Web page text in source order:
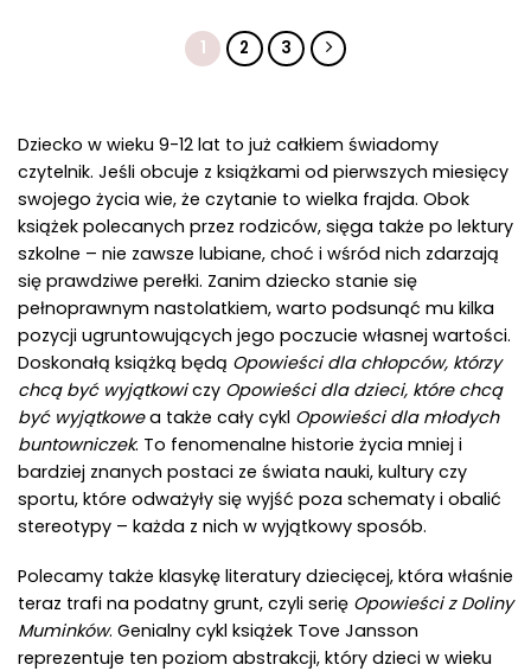
Dziecko w wieku 9-12 lat to już całkiem świadomy
czytelnik. Jeśli obcuje z książkami od pierwszych miesięcy
swojego życia wie, że czytanie to wielka frajda. Obok
książek polecanych przez rodziców, sięga także po lektury
szkolne – nie zawsze lubiane, choć i wśród nich zdarzają
się prawdziwe perełki. Zanim dziecko stanie się
pełnoprawnym nastolatkiem, warto podsunąć mu kilka
pozycji ugruntowujących jego poczucie własnej wartości.
Doskonałą książką będą Opowieści dla chłopców, którzy
chcą być wyjątkowiczy Opowieści dla dzieci, które chcą
być wyjątkowea także cały cykl Opowieści dla młodych
buntowniczek. To fenomenalne historie życia mniej i
bardziej znanych postaci ze świata nauki, kultury czy
sportu, które odważyły się wyjść poza schematy i obalić
stereotypy – każda z nich w wyjątkowy sposób.
Polecamy także klasykę literatury dziecięcej, która właśnie
teraz trafi na podatny grunt, czyli serię Opowieści z Doliny
Muminków. Genialny cykl książek Tove Jansson
reprezentuje ten poziom abstrakcji, który dzieci w wieku
1 2 3